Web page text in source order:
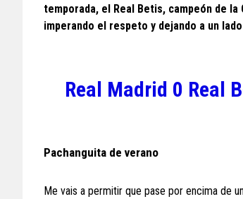
temporada, el Real Betis, campeón de
imperando el respeto y dejando a un
Real Madrid 0 Real
Pachanguita de verano
Me vais a permitir que pase por encima de